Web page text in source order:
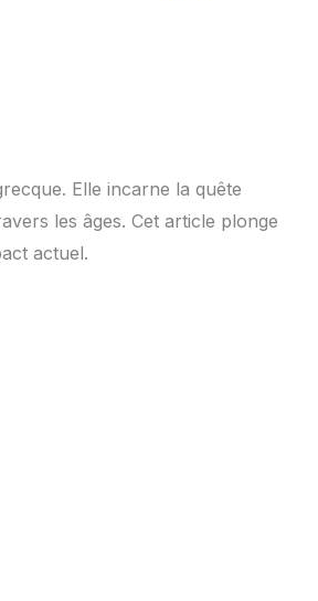
Elle incarne la quête
les âges. Cet article plonge
actuel.